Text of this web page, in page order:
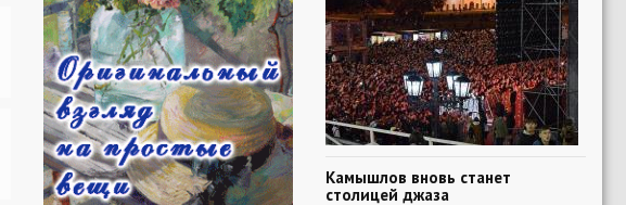
Камышлов вновь станет
столицей джаза